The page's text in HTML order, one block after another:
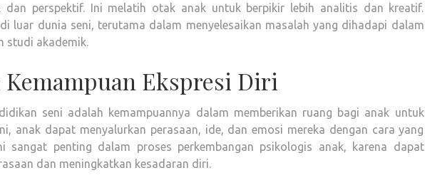
dan perspektif. Ini melatih otak anak untuk berpikir lebih analitis dan kreatif.
luar dunia seni, terutama dalam menyelesaikan masalah yang dihadapi dalam
studi akademik.
Ekspresi Diri
seni adalah kemampuannya dalam memberikan ruang bagi anak untuk
anak dapat menyalurkan perasaan, ide, dan emosi mereka dengan cara yang
sangat penting dalam proses perkembangan psikologis anak, karena dapat
dan meningkatkan kesadaran diri.